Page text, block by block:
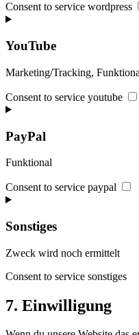
Consent to service wordpress
YouTube
Marketing/Tracking,
Consent to service youtube
PayPal
Funktional
Consent to service paypal
Sonstiges
Zweck wird noch ermittelt
Consent to service sonstiges
7. Einwilligung